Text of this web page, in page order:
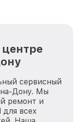
сервисный
на-Дону. Мы
ремонт и
для всех